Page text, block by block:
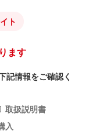
ト
ます
記情報をご確認く
取扱説明書
入